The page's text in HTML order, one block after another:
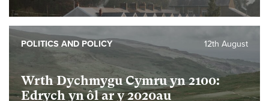
Wrth Dychmygu Cymru yn 2100:
Edrych yn ôl ar y 2020au
12th August
POLITICS AND POLICY